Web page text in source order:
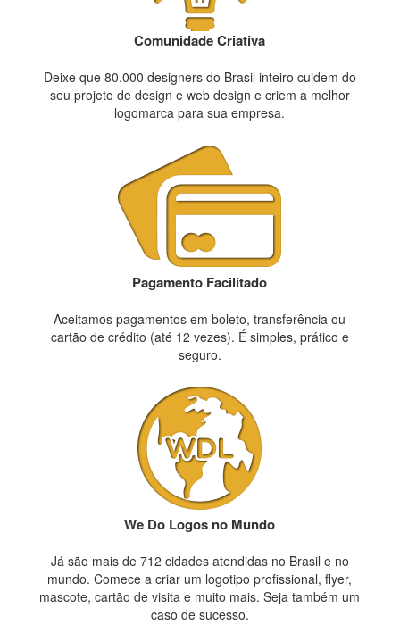
Comunidade Criativa
Deixe que 80.000 designers do Brasil inteiro cuidem do
seu projeto de design e web design e criem a melhor
logomarca para sua empresa.
Pagamento Facilitado
Aceitamos pagamentos em boleto, transferência ou
cartão de crédito (até 12 vezes). É simples, prático e
seguro.
We Do Logos no Mundo
Já são mais de 712 cidades atendidas no Brasil e no
mundo. Comece a criar um logotipo profissional, flyer,
mascote, cartão de visita e muito mais. Seja também um
caso de sucesso.